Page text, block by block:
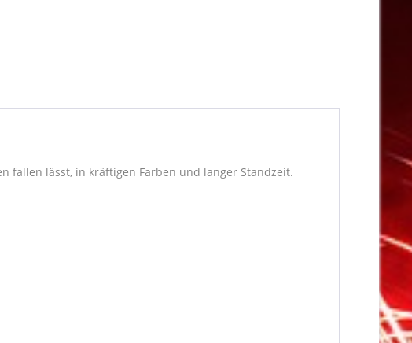
fallen lässt, in kräftigen Farben und langer Standzeit.